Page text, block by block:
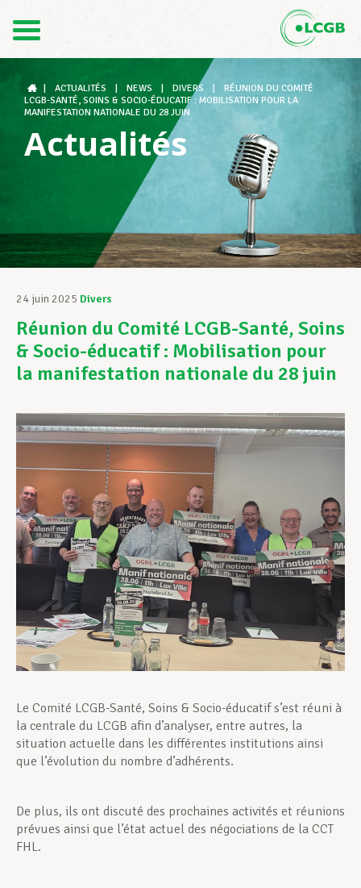
DE
Le LCGB
Structures syndicales
Assistance au Travail
Vos droits
Développement professionnel
Devenir Membre
Actualités
ACTUALITÉS NEWS DIVERS
RÉUNION DU COMITÉ
LCGB-SANTÉ, SOINS & SOCIO-ÉDUCATIF : MOBILISATION POUR LA
MANIFESTATION NATIONALE DU 28 JUIN
Actualités
24 juin 2025 Divers
Réunion du Comité LCGB-Santé, Soins
& Socio-éducatif : Mobilisation pour
la manifestation nationale du 28 juin
Le Comité LCGB-Santé, Soins & Socio-éducatif s’est réuni à
la centrale du LCGB afin d’analyser, entre autres, la
situation actuelle dans les différentes institutions ainsi
que l’évolution du nombre d’adhérents.
De plus, ils ont discuté des prochaines activités et réunions
prévues ainsi que l’état actuel des négociations de la CCT
FHL.